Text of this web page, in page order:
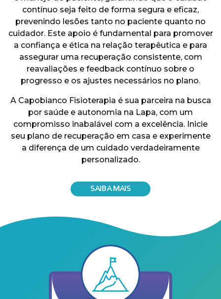
contínuo seja feito de forma segura e eficaz,
prevenindo lesões tanto no paciente quanto no
cuidador. Este apoio é fundamental para promover
a confiança e ética na relação terapêutica e para
assegurar uma recuperação consistente, com
reavaliações e feedback contínuo sobre o
progresso e os ajustes necessários no plano.
A Capobianco Fisioterapia é sua parceira na busca
por saúde e autonomia na Lapa, com um
compromisso inabalável com a excelência. Inicie
seu plano de recuperação em casa e experimente
a diferença de um cuidado verdadeiramente
personalizado.
SAIBA MAIS